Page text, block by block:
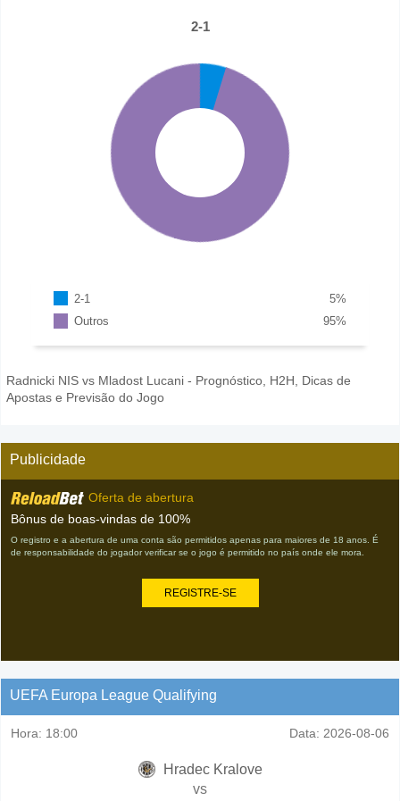
2-1
2-1 %
5
Outros
%
95
Radnicki NIS vs Mladost Lucani - Prognóstico, H2H, Dicas de
Apostas e Previsão do Jogo
Publicidade
Oferta de abertura
Bônus de boas-vindas de 100%
O registro e a abertura de uma conta são permitidos apenas para maiores de 18 anos. É
de responsabilidade do jogador verificar se o jogo é permitido no país onde ele mora.
REGISTRE-SE
UEFA Europa League Qualifying
Hora: 18:00 Data: 2026-08-06
Hradec Kralove
vs